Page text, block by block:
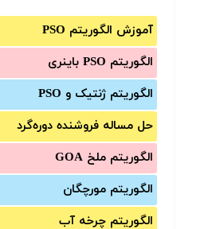
آموزش الگوریتم PSO
الگوریتم PSO باینری
الگوریتم ژنتیک و PSO
حل مساله فروشنده دوره‌گرد
الگوریتم ملخ GOA
الگوریتم مورچگان
الگوریتم چرخه آب